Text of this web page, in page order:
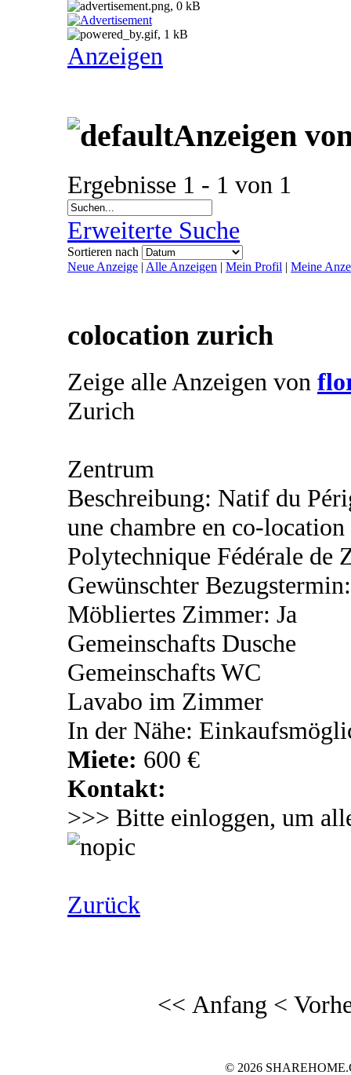
Anzeigen
Anzeigen
Ergebnisse 1 - 1 von 1
Erweiterte Suche
Sortieren nach
Neue Anzeige | Alle Anzeigen | Mein Profil | Meine
colocation zurich
Zeige alle Anzeigen von
Zurich
Zentrum
Beschreibung: Natif du
une chambre en co-
Polytechnique Fédérale de
Gewünschter
Möbliertes Zimmer: Ja
Gemeinschafts Dusche
Gemeinschafts WC
Lavabo im Zimmer
In der Nähe:
Miete: 600 €
Kontakt:
>>> Bitte einloggen, um
Zurück
<< Anfang <
© 2026